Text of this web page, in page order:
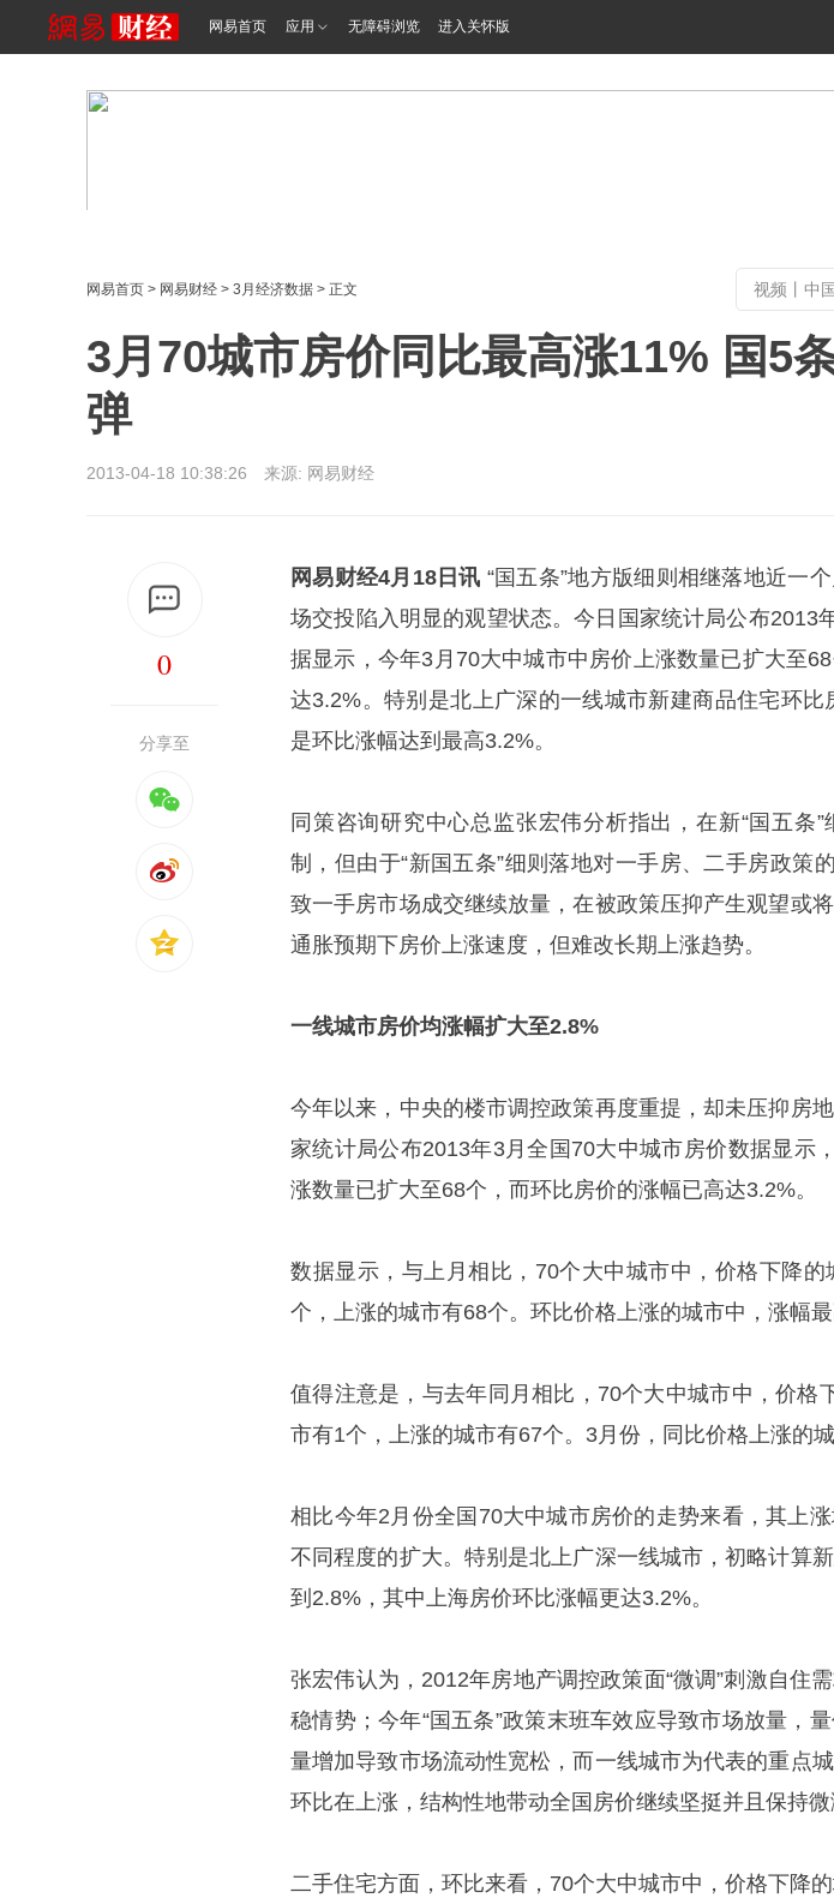
网易首页 应用 无障碍浏览 进入关怀版
网易首页 > 网易财经 > 3月经济数据 > 正文
3月70城市房价同比最高涨11% 国5
弹
2013-04-18 10:38:26 来源: 网易财经
0
分享至
网易财经4月18日讯 “国五条”地方版细则相继落地近一
场交投陷入明显的观望状态。今日国家统计局公布2013
据显示，今年3月70大中城市中房价上涨数量已扩大至
达3.2%。特别是北上广深的一线城市新建商品住宅环比
是环比涨幅达到最高3.2%。
同策咨询研究中心总监张宏伟分析指出，在新“国五条
制，但由于“新国五条”细则落地对一手房、二手房政策
致一手房市场成交继续放量，在被政策压抑产生观望或
通胀预期下房价上涨速度，但难改长期上涨趋势。
一线城市房价均涨幅扩大至2.8%
今年以来，中央的楼市调控政策再度重提，却未压抑房
家统计局公布2013年3月全国70大中城市房价数据显示
涨数量已扩大至68个，而环比房价的涨幅已高达3.2%。
数据显示，与上月相比，70个大中城市中，价格下降
个，上涨的城市有68个。环比价格上涨的城市中，涨幅最
值得注意是，与去年同月相比，70个大中城市中，价格
市有1个，上涨的城市有67个。3月份，同比价格上涨的
相比今年2月份全国70大中城市房价的走势来看，其上
不同程度的扩大。特别是北上广深一线城市，初略计算
到2.8%，其中上海房价环比涨幅更达3.2%。
张宏伟认为，2012年房地产调控政策面“微调”刺激自住
稳情势；今年“国五条”政策末班车效应导致市场放量，
量增加导致市场流动性宽松，而一线城市为代表的重点
环比在上涨，结构性地带动全国房价继续坚挺并且保持微
二手住宅方面，环比来看，70个大中城市中，价格下降